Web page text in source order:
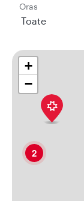
Oras
Toate
2
+
−